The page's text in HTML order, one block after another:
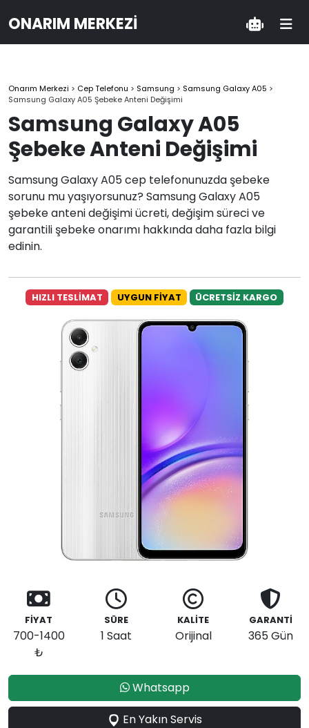
ONARIM MERKEZI
Onarım Merkezi > Cep Telefonu > Samsung > Samsung Galaxy A05 >
Samsung Galaxy A05 Şebeke Anteni Değişimi
Samsung Galaxy A05
Şebeke Anteni Değişimi
Samsung Galaxy A05 cep telefonunuzda şebeke
sorunu mu yaşıyorsunuz? Samsung Galaxy A05
şebeke anteni değişimi ücreti, değişim süreci ve
garantili şebeke onarımı hakkında daha fazla bilgi
edinin.
HIZLI TESLİMAT UYGUN FİYAT ÜCRETSİZ KARGO
FİYAT
700-1400
₺
SÜRE
1 Saat
KALİTE
Orijinal
GARANTİ
365 Gün
Whatsapp
En Yakın Servis